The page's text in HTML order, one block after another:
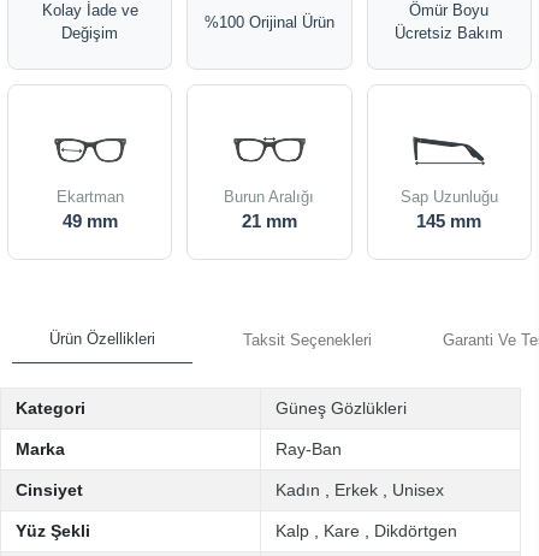
Kolay İade ve
Değişim
%100 Orijinal Ürün
Ömür Boyu
Ücretsiz Bakım
Ekartman
49 mm
Burun Aralığı
21 mm
Sap Uzunluğu
145 mm
Ürün Özellikleri Taksit Seçenekleri Garanti Ve
Kategori Güneş Gözlükleri
Marka Ray-Ban
Cinsiyet Kadın Erkek Unisex
Yüz Şekli Kalp Kare Dikdörtgen